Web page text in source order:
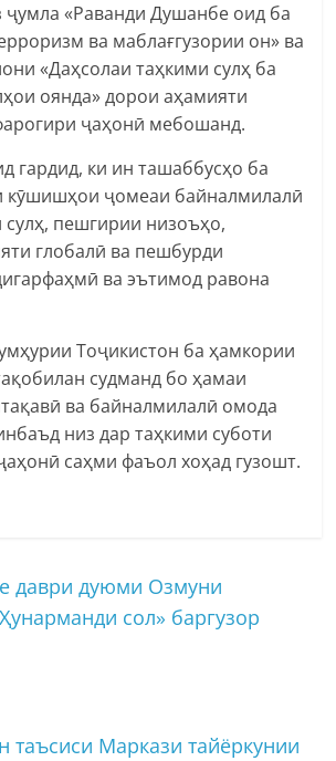
ҷумла «Раванди Душанбе оид ба
ва маблағгузории он» ва
«Даҳсолаи таҳкими сулҳ ба
оянда» дорои аҳамияти
ҷаҳонӣ мебошанд.
гардид, ки ин ташаббусҳо ба
кӯшишҳои ҷомеаи байналмилалӣ
сулҳ, пешгирии низоъҳо,
глобалӣ ва пешбурди
ва эътимод равона
Тоҷикистон ба ҳамкории
судманд бо ҳамаи
ва байналмилалӣ омода
низ дар таҳкими суботи
саҳми фаъол хоҳад гузошт.
даври дуюми Озмуни
сол» баргузор
таъсиси Маркази тайёркунии